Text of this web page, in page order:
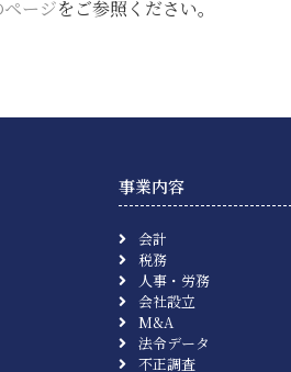
ージをご参照ください。
事業内容
会計
税務
人事・労務
会社設立
M&A
法令データ
不正調査